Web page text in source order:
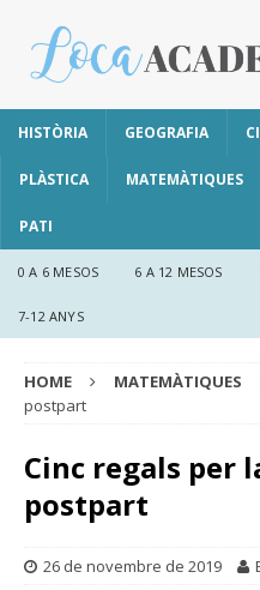
HISTÒRIA GEOGRAFIA
PLÀSTICA MATEMÀTIQUES
PATI
0 A 6 MESOS 6 A 12 MESOS
7-12 ANYS
HOME MATEMÀTIQUES
postpart
Cinc regals per
postpart
26 de novembre de 2019